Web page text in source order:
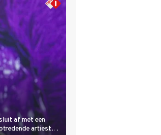
af met een
artiesten.